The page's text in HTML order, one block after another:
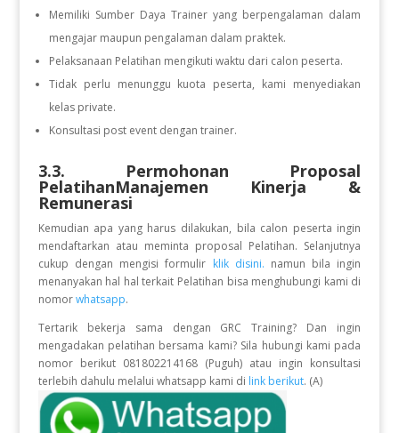
Memiliki Sumber Daya Trainer yang berpengalaman dalam
mengajar maupun pengalaman dalam praktek.
Pelaksanaan Pelatihan mengikuti waktu dari calon peserta.
Tidak perlu menunggu kuota peserta, kami menyediakan
kelas private.
Konsultasi post event dengan trainer.
3.3. Permohonan Proposal
PelatihanManajemen Kinerja &
Remunerasi
Kemudian apa yang harus dilakukan, bila calon peserta ingin
mendaftarkan atau meminta proposal Pelatihan. Selanjutnya
cukup dengan mengisi formulir klik disini. namun bila ingin
menanyakan hal hal terkait Pelatihan bisa menghubungi kami di
nomor whatsapp.
Tertarik bekerja sama dengan GRC Training? Dan ingin
mengadakan pelatihan bersama kami? Sila hubungi kami pada
nomor berikut 081802214168 (Puguh) atau ingin konsultasi
terlebih dahulu melalui whatsapp kami di link berikut. (A)